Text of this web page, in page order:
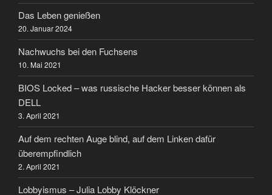
Das Leben genießen
20. Januar 2024
Nachwuchs bei den Fuchsens
10. Mai 2021
BIOS Locked – was russische Hacker besser können als
DELL
3. April 2021
Auf dem rechten Auge blind, auf dem Linken dafür
überempfindlich
2. April 2021
Lobbyismus – Julia Lobby Klöckner